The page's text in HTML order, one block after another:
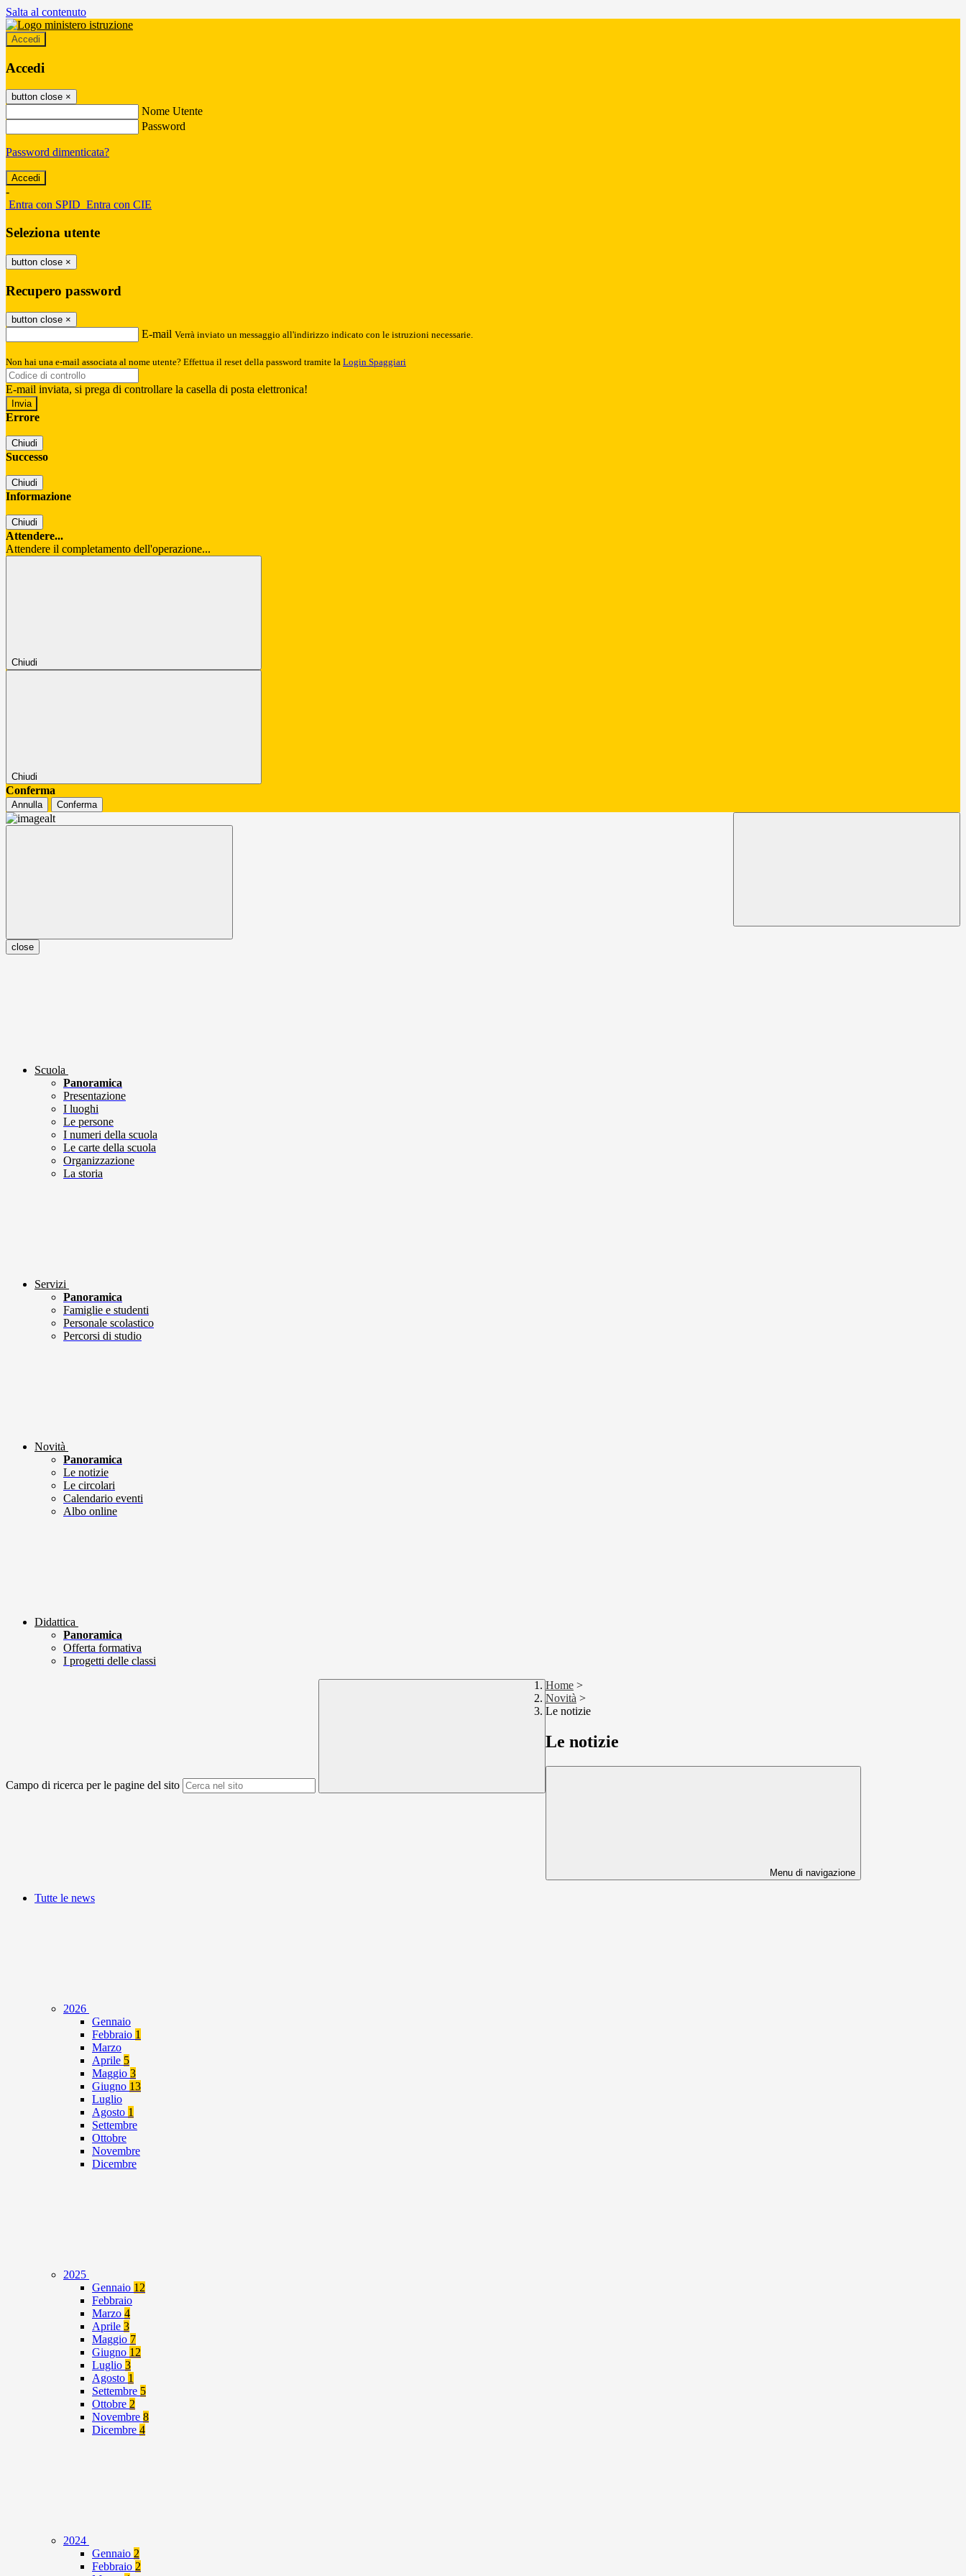
Salta al contenuto
Accedi
Accedi
button close ×
Nome Utente
Password
Password dimenticata?
-
Entra con SPID Entra con CIE
Seleziona utente
button close ×
Recupero password
button close ×
E-mail Verrà inviato un messaggio all'indirizzo indicato con le istruzioni necessarie.
Non hai una e-mail associata al nome utente? Effettua il reset della password tramite la Login Spaggiari
E-mail inviata, si prega di controllare la casella di posta elettronica!
Errore
Chiudi
Successo
Chiudi
Informazione
Chiudi
Attendere...
Attendere il completamento dell'operazione...
Chiudi
Chiudi
Conferma
Annulla Conferma
close
Scuola
Panoramica
Presentazione
I luoghi
Le persone
I numeri della scuola
Le carte della scuola
Organizzazione
La storia
Servizi
Panoramica
Famiglie e studenti
Personale scolastico
Percorsi di studio
Novità
Panoramica
Le notizie
Le circolari
Calendario eventi
Albo online
Didattica
Panoramica
Offerta formativa
I progetti delle classi
Campo di ricerca per le pagine del sito
Home >
Novità >
Le notizie
Le notizie
Menu di navigazione
Tutte le news
2026
Gennaio
Febbraio 1
Marzo
Aprile 5
Maggio 3
Giugno 13
Luglio
Agosto 1
Settembre
Ottobre
Novembre
Dicembre
2025
Gennaio 12
Febbraio
Marzo 4
Aprile 3
Maggio 7
Giugno 12
Luglio 3
Agosto 1
Settembre 5
Ottobre 2
Novembre 8
Dicembre 4
2024
Gennaio 2
Febbraio 2